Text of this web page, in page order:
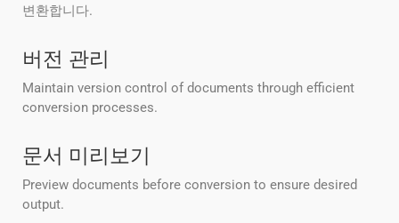
변환합니다.
버전 관리
Maintain version control of documents through efficient
conversion processes.
문서 미리보기
Preview documents before conversion to ensure desired
output.